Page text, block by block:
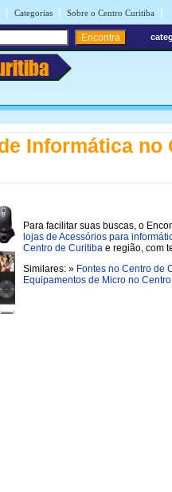
| Categorias | Sobre o Centro Curitiba |
Informática no
Para facilitar suas buscas, o
lojas de Acessórios para
Centro de Curitiba e região, com
Similares: » Fontes no Centro de
Equipamentos de Micro no